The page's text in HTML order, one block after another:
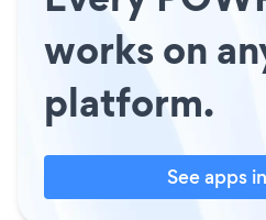
works on
platform.
See apps